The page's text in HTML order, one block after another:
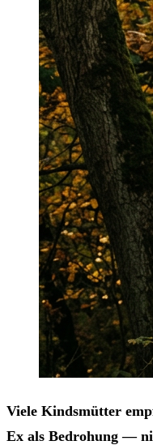
Viele Kindsmütter
Ex als Bedrohung —